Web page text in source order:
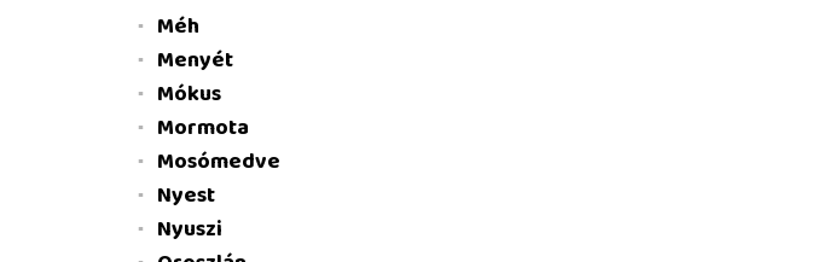
Méh
Menyét
Mókus
Mormota
Mosómedve
Nyest
Nyuszi